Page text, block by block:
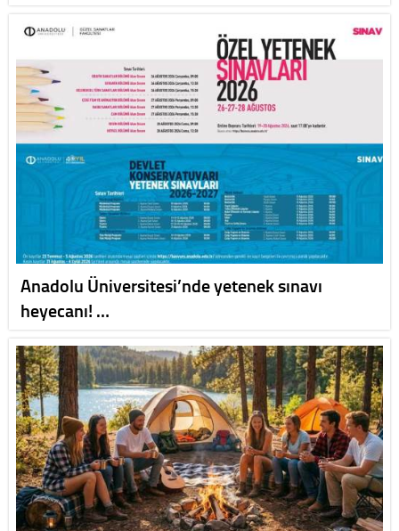
Anadolu Üniversitesi’nde yetenek sınavı
heyecanı! …